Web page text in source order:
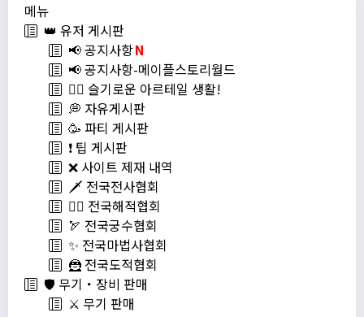
메뉴
👑 유저 게시판
📢 공지사항N
📢 공지사항-메이플스토리월드
💁‍♂ 슬기로운 아르테일 생활!
💭 자유게시판
🥳 파티 게시판
❗️ 팁 게시판
❌ 사이트 제재 내역
🗡️ 전국전사협회
🏴‍☠️ 전국해적협회
🏹 전국궁수협회
✨ 전국마법사협회
🦹 전국도적협회
🛡️ 무기・장비 판매
⚔️ 무기 판매